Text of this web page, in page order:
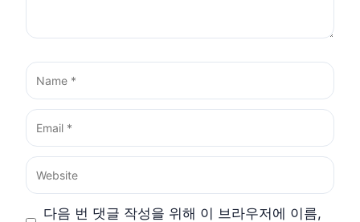
Name
Email
Website
다음 번 댓글 작성을 위해 이 브라우저에 이름,